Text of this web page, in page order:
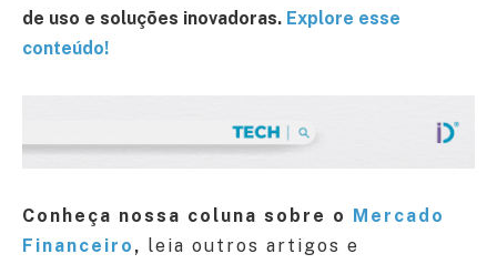
de uso e soluções inovadoras. Explore esse
conteúdo!
Conheça nossa coluna sobre o
Mercado
Financeiro , leia outros artigos e